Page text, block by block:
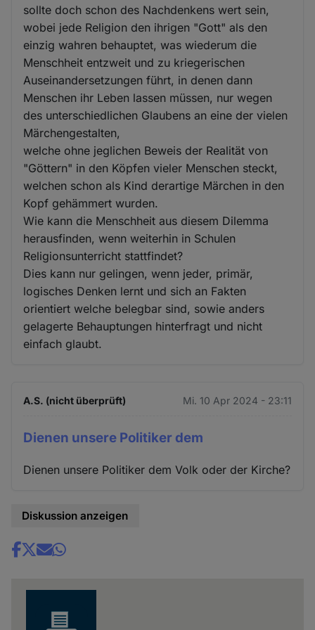
sollte doch schon des Nachdenkens wert sein,
wobei jede Religion den ihrigen "Gott" als den
einzig wahren behauptet, was wiederum die
Menschheit entzweit und zu kriegerischen
Auseinandersetzungen führt, in denen dann
Menschen ihr Leben lassen müssen, nur wegen
des unterschiedlichen Glaubens an eine der vielen
Märchengestalten,
welche ohne jeglichen Beweis der Realität von
"Göttern" in den Köpfen vieler Menschen steckt,
welchen schon als Kind derartige Märchen in den
Kopf gehämmert wurden.
Wie kann die Menschheit aus diesem Dilemma
herausfinden, wenn weiterhin in Schulen
Religionsunterricht stattfindet?
Dies kann nur gelingen, wenn jeder, primär,
logisches Denken lernt und sich an Fakten
orientiert welche belegbar sind, sowie anders
gelagerte Behauptungen hinterfragt und nicht
einfach glaubt.
A.S. (nicht überprüft) Mi. 10 Apr 2024 - 23:11
Dienen unsere Politiker dem
Dienen unsere Politiker dem Volk oder der Kirche?
Diskussion anzeigen
Share
Cookies